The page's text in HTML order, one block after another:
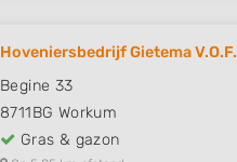
Hoveniersbedrijf Gietema V.O.F.
Begine 33
8711BG Workum
Gras & gazon